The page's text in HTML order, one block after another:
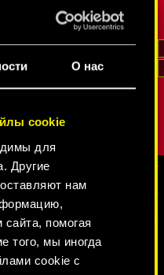
О нас
cookie
для
Другие
нам
помогая
того, мы иногда
cookie с
, добывать
в крепости,
Даже
работы он
и не утратил
обладают
заметно
Алекс
Впрочем,